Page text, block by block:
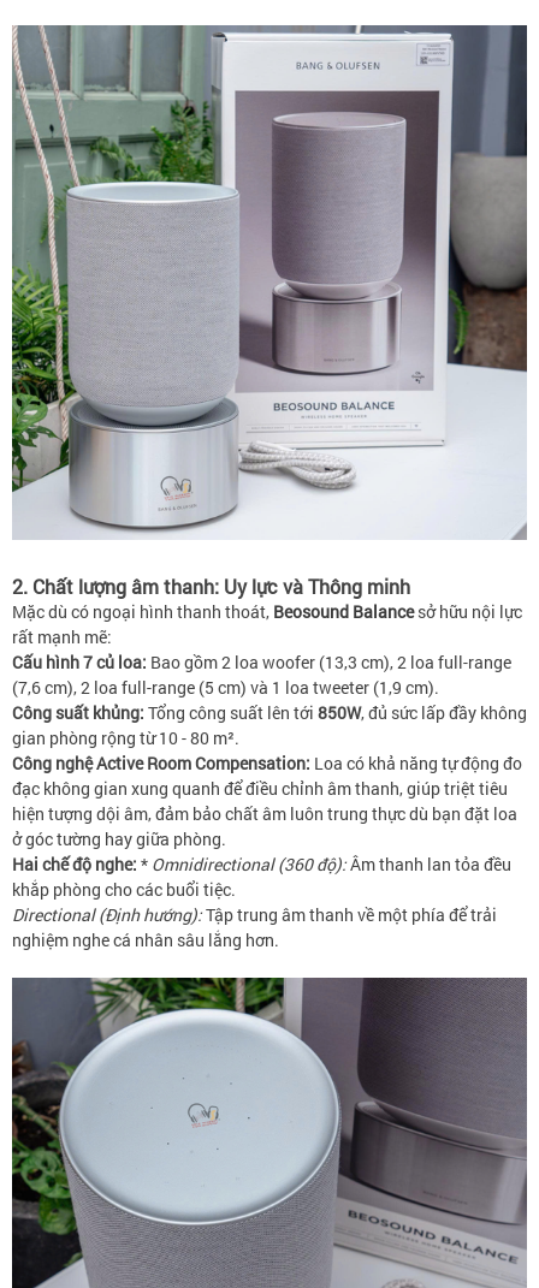
2. Chất lượng âm thanh: Uy lực và Thông minh
Mặc dù có ngoại hình thanh thoát, Beosound Balancesở hữu nội lực
rất mạnh mẽ:
Cấu hình 7 củ loa: Bao gồm 2 loa woofer (13,3 cm), 2 loa full-range
(7,6 cm), 2 loa full-range (5 cm) và 1 loa tweeter (1,9 cm).
Công suất khủng: Tổng công suất lên tới 850W, đủ sức lấp đầy không
gian phòng rộng từ 10 - 80 m².
Công nghệ Active Room Compensation: Loa có khả năng tự động đo
đạc không gian xung quanh để điều chỉnh âm thanh, giúp triệt tiêu
hiện tượng dội âm, đảm bảo chất âm luôn trung thực dù bạn đặt loa
ở góc tường hay giữa phòng.
Hai chế độ nghe: * Omnidirectional (360 độ):Âm thanh lan tỏa đều
khắp phòng cho các buổi tiệc.
Directional (Định hướng):Tập trung âm thanh về một phía để trải
nghiệm nghe cá nhân sâu lắng hơn.